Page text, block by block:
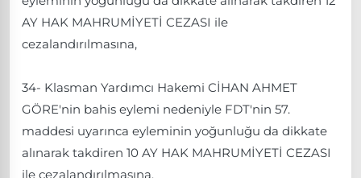
AY HAK MAHRUMİYETİ CEZASI ile
cezalandırılmasına,
34- Klasman Yardımcı Hakemi CİHAN AHMET
GÖRE'nin bahis eylemi nedeniyle FDT'nin 57.
maddesi uyarınca eyleminin yoğunluğu da dikkate
alınarak takdiren 10 AY HAK MAHRUMİYETİ CEZASI
ile cezalandırılmasına,